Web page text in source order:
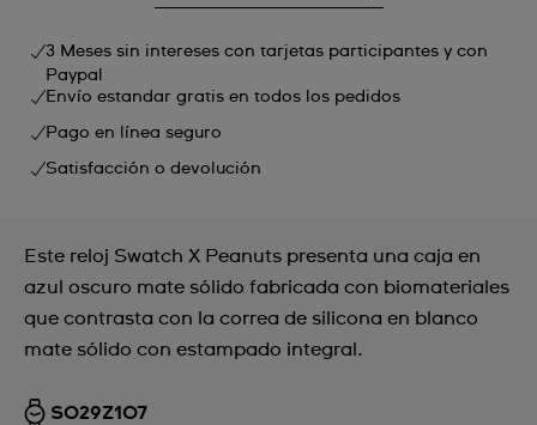
3 Meses sin intereses con tarjetas participantes y con
Paypal
Envío estandar gratis en todos los pedidos
Pago en línea seguro
Satisfacción o devolución
Este reloj Swatch X Peanuts presenta una caja en
azul oscuro mate sólido fabricada con biomateriales
que contrasta con la correa de silicona en blanco
mate sólido con estampado integral.
SO29Z107